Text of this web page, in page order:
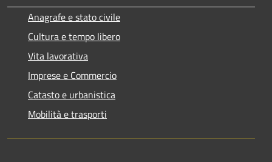
Anagrafe e stato civile
Cultura e tempo libero
Vita lavorativa
Imprese e Commercio
Catasto e urbanistica
Mobilità e trasporti